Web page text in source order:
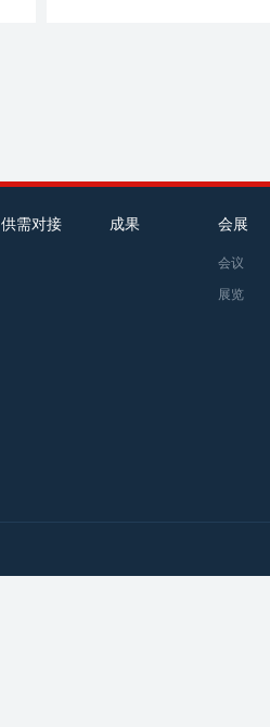
供需对接 成果 会展
会议
展览